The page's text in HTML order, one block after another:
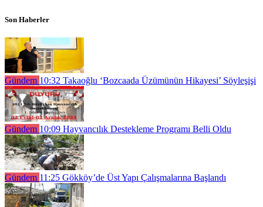
Son Haberler
Gündem 10:32 Takaoğlu ‘Bozcaada Üzümünün Hikayesi’ Söyleşişi
Gündem 10:09 Hayvancılık Destekleme Programı Belli Oldu
Gündem 11:25 Gökköy’de Üst Yapı Çalışmalarına Başlandı